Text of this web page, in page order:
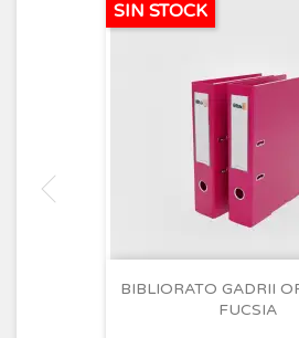
BIBLIORATO GADRII
FUCSIA
SIN STOCK